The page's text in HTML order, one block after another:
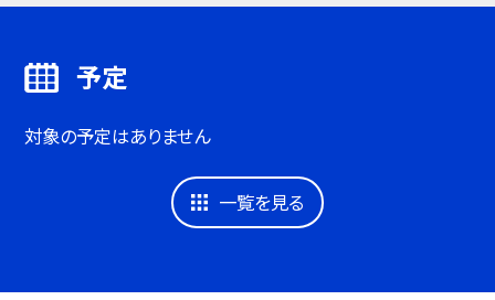
予定
対象の予定はありません
一覧を見る